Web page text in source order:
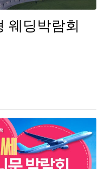
웨딩박람회